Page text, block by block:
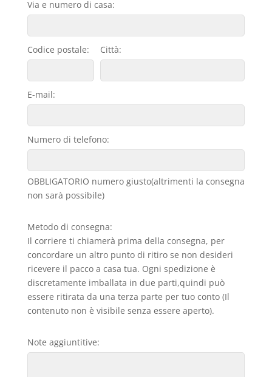
Via e numero di casa:
Codice postale: Città:
E-mail:
Numero di telefono:
OBBLIGATORIO numero giusto(altrimenti la consegna
non sarà possibile)
Metodo di consegna:
Il corriere ti chiamerà prima della consegna, per
concordare un altro punto di ritiro se non desideri
ricevere il pacco a casa tua. Ogni spedizione è
discretamente imballata in due parti,quindi può
essere ritirata da una terza parte per tuo conto (Il
contenuto non è visibile senza essere aperto).
Note aggiuntitive: